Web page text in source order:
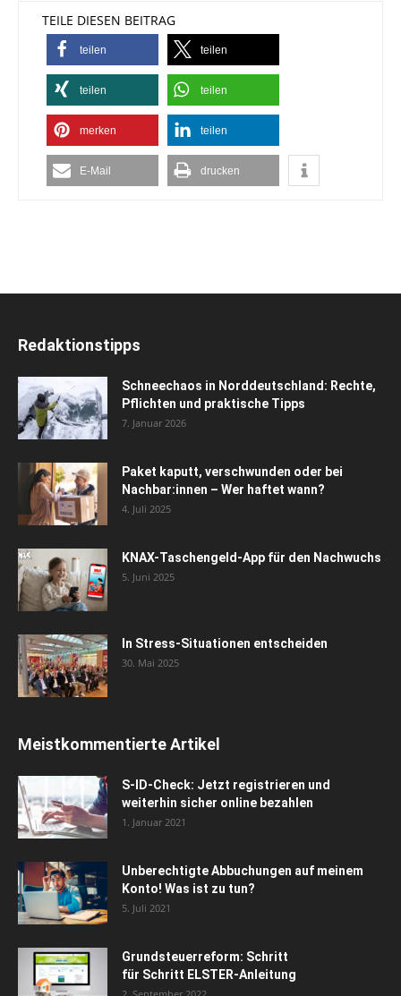
TEILE DIESEN BEITRAG
teilen teilen
teilen teilen
merken teilen
E-Mail drucken
Redaktionstipps
Schneechaos in Norddeutschland: Rechte,
Pflichten und praktische Tipps
7. Januar 2026
Paket kaputt, verschwunden oder bei
Nachbar:innen – Wer haftet wann?
4. Juli 2025
KNAX-Taschengeld-App für den Nachwuchs
5. Juni 2025
In Stress-Situationen entscheiden
30. Mai 2025
Meistkommentierte Artikel
S-ID-Check: Jetzt registrieren und
weiterhin sicher online bezahlen
1. Januar 2021
Unberechtigte Abbuchungen auf meinem
Konto! Was ist zu tun?
5. Juli 2021
Grundsteuerreform: Schritt
für Schritt ELSTER-Anleitung